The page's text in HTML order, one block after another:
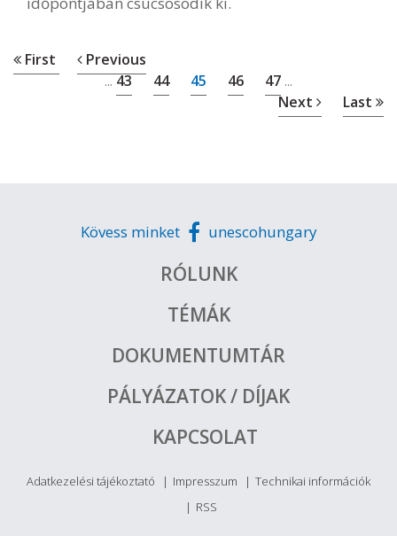
First Previous
... 43 44 45 46 47 ...
Next Last
Kövess minket unescohungary
RÓLUNK
TÉMÁK
DOKUMENTUMTÁR
PÁLYÁZATOK / DÍJAK
KAPCSOLAT
Adatkezelési tájékoztató Impresszum
Technikai információk
RSS